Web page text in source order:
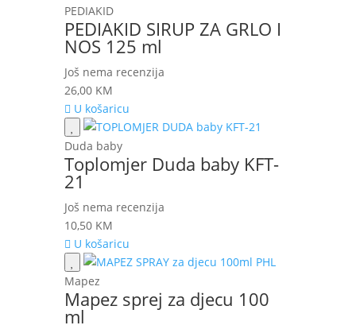
PEDIAKID
PEDIAKID SIRUP ZA GRLO I
NOS 125 ml
Još nema recenzija
26,00 KM
U košaricu
Duda baby
Toplomjer Duda baby KFT-
21
Još nema recenzija
10,50 KM
U košaricu
Mapez
Mapez sprej za djecu 100
ml